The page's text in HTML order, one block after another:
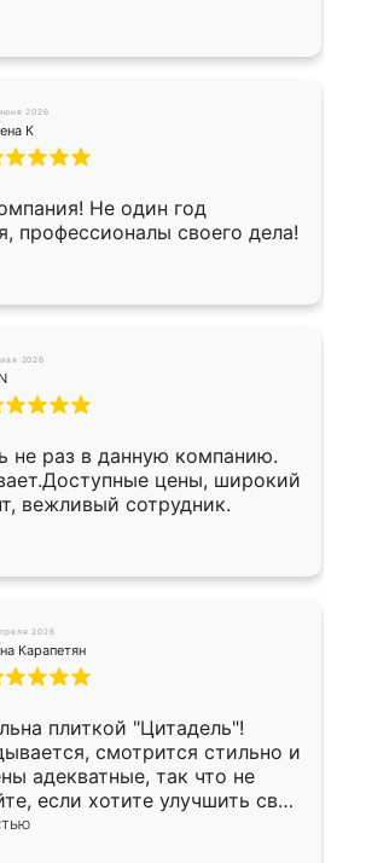
50%. Накануне с
о доставке в
расчет при получении.
водителю, помог
коробку плитки на
за малым-монтировать)))
больших вазона трапеция
бетона-красота.
2026
К
Не один год
профессионалы своего дела!
2026
не раз в данную компанию.
цены, широкий
вежливый сотрудник.
2026
Карапетян
плиткой "Цитадель"!
смотрится стильно и
адекватные, так что не
если хотите улучшить свой